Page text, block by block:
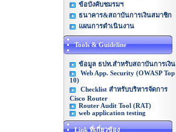
ข้อบังคับชมรมฯ
ธนาคาร&สถาบันการเงินสมาชิก
แผนการดำเนินงาน
Tools & Guideline
ข้อมูล ธปท.สำหรับสถาบันการเงิน
Web App. Security (OWASP Top
10)
Checklist สำหรับบริหารจัดการ
Cisco Router
Router Audit Tool (RAT)
web application testing
Link ที่เกี่ยวข้อง